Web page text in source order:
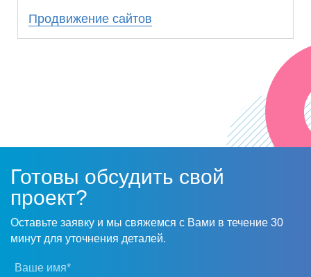
число клиентов из поиска, которое с
каждым месяцем растет.
Продвижение сайтов
Готовы обсудить свой
проект?
Оставьте заявку и мы свяжемся с Вами в течение 30
минут для уточнения деталей.
Ваше имя*